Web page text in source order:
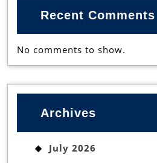
Recent Comments
No comments to show.
Archives
July 2026